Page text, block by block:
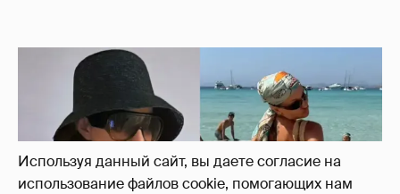
Используя данный сайт, вы даете согласие на
использование файлов cookie, помогающих нам